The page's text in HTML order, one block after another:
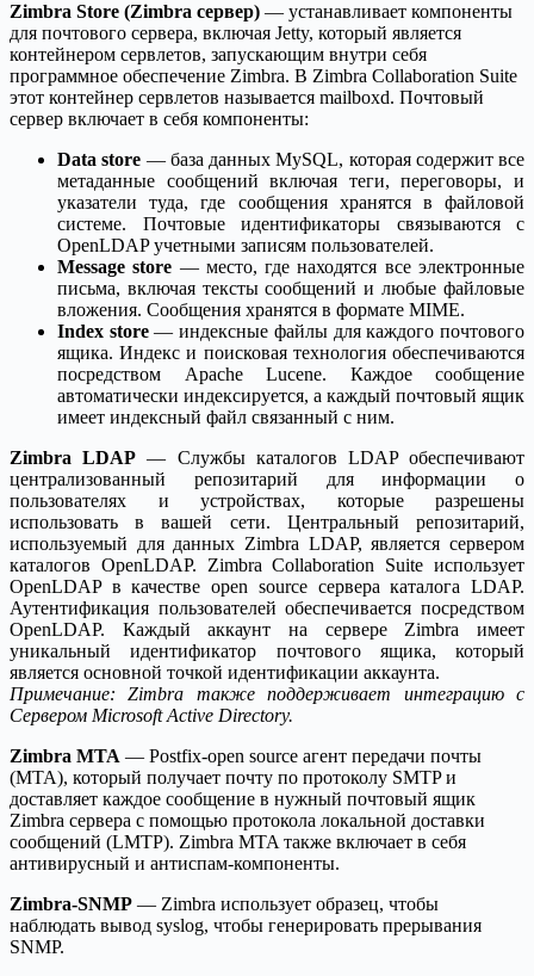
Zimbra Store (Zimbra сервер) — устанавливает компоненты
для почтового сервера, включая Jetty, который является
контейнером сервлетов, запускающим внутри себя
программное обеспечение Zimbra. В Zimbra Collaboration Suite
этот контейнер сервлетов называется mailboxd. Почтовый
сервер включает в себя компоненты:
Data store — база данных MySQL, которая содержит все
метаданные сообщений включая теги, переговоры, и
указатели туда, где сообщения хранятся в файловой
системе. Почтовые идентификаторы связываются с
OpenLDAP учетными записям пользователей.
Message store — место, где находятся все электронные
письма, включая тексты сообщений и любые файловые
вложения. Сообщения хранятся в формате MIME.
Index store— индексные файлы для каждого почтового
ящика. Индекс и поисковая технология обеспечиваются
посредством Apache Lucene. Каждое сообщение
автоматически индексируется, а каждый почтовый ящик
имеет индексный файл связанный с ним.
Zimbra LDAP — Службы каталогов LDAP обеспечивают
централизованный репозитарий для информации о
пользователях и устройствах, которые разрешены
использовать в вашей сети. Центральный репозитарий,
используемый для данных Zimbra LDAP, является сервером
каталогов OpenLDAP. Zimbra Collaboration Suite использует
OpenLDAP в качестве open source сервера каталога LDAP.
Аутентификация пользователей обеспечивается посредством
OpenLDAP. Каждый аккаунт на сервере Zimbra имеет
уникальный идентификатор почтового ящика, который
является основной точкой идентификации аккаунта.
Примечание: Zimbra также поддерживает интеграцию с
Сервером Microsoft Active Directory.
Zimbra MTA — Postfix-open source агент передачи почты
(MTA), который получает почту по протоколу SMTP и
доставляет каждое сообщение в нужный почтовый ящик
Zimbra сервера с помощью протокола локальной доставки
сообщений (LMTP). Zimbra MTA также включает в себя
антивирусный и антиспам-компоненты.
Zimbra-SNMP — Zimbra использует образец, чтобы
наблюдать вывод syslog, чтобы генерировать прерывания
SNMP.